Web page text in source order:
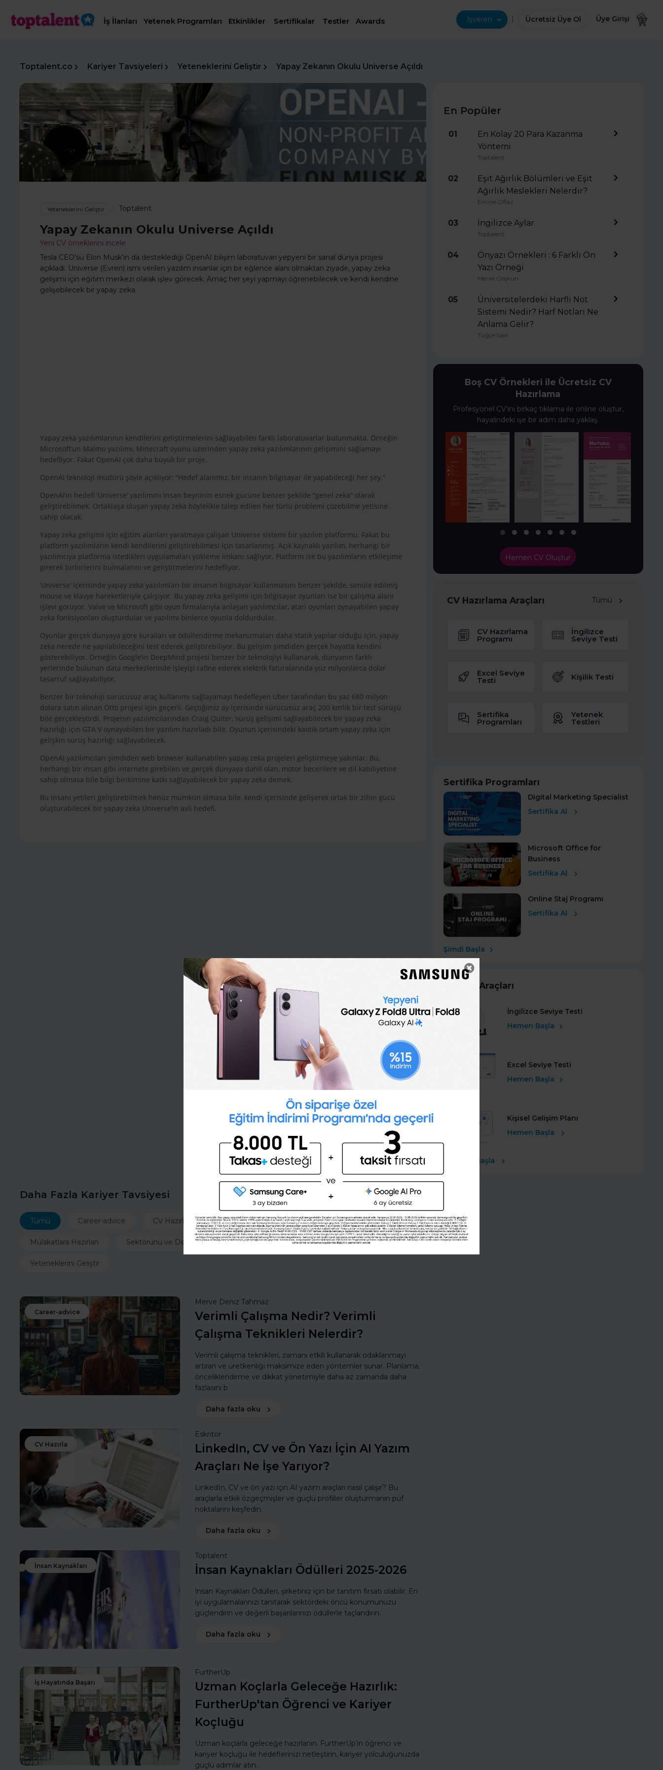
İş İlanları Yetenek Programları Etkinlikler Sertifikalar Testler Awards İşveren | Ücretsiz Üye Ol Üye Girişi
28 günlük kişisel gelişim planını
oluşturmak ister misin ?
Toptalent.co Kariyer Tavsiyeleri Yeteneklerini Geliştir Yapay Zekanın Okulu Universe Açıldı
Yeteneklerini Geliştir Toptalent
Yapay Zekanın Okulu Universe Açıldı
Yeni CV örneklerini incele
Tesla CEO’su Elon Musk’ın da desteklediği OpenAI bilişim laboratuvarı yepyeni bir sanal dünya projesi
açıkladı. Universe (Evren) ismi verilen yazılım insanlar için bir eğlence alanı olmaktan ziyade, yapay zeka
gelişimi için eğitim merkezi olarak işlev görecek. Amaç her şeyi yapmayı öğrenebilecek ve kendi kendine
gelişebilecek bir yapay zeka.
Yapay zeka yazılımlarının kendilerini geliştirmelerini sağlayabilen farklı laboratuvarlar bulunmakta. Örneğin
Microsoft’un Malmo yazılımı, Minecraft oyunu üzerinden yapay zeka yazılımlarının gelişimini sağlamayı
hedefliyor. Fakat OpenAI çok daha büyük bir proje.
OpenAI teknoloji müdürü şöyle açıklıyor: “Hedef alanımız, bir insanın bilgisayar ile yapabileceği her şey.”
OpenAI’ın hedefi ‘Universe’ yazılımını insan beyninin esnek gücüne benzer şekilde “genel zeka” olarak
geliştirebilmek. Ortaklaşa oluşan yapay zeka böylelikle talep edilen her türlü problemi çözebilme yetisine
sahip olacak.
Yapay zeka gelişimi için eğitim alanları yaratmaya çalışan Universe sistemi bir yazılım platformu. Fakat bu
platform yazılımların kendi kendilerini geliştirebilmesi için tasarlanmış. Açık kaynaklı yazılım, herhangi bir
yazılımcıya platforma istedikleri uygulamaları yükleme imkanı sağlıyor. Platform ise bu yazılımların etkileşime
girerek birbirlerini bulmalarını ve geliştirmelerini hedefliyor.
‘Universe’ içerisinde yapay zeka yazılımları bir insanın bilgisayar kullanmasını benzer şekilde, simüle edilmiş
mouse ve klavye hareketleriyle çalışıyor. Bu yapay zeka gelişimi için bilgisayar oyunları ise bir çalışma alanı
işlevi görüyor. Valve ve Microsoft gibi oyun firmalarıyla anlaşan yazılımcılar, atari oyunları oynayabilen yapay
zeka fonksiyonları oluşturdular ve yazılımı binlerce oyunla doldurdular.
Oyunlar gerçek dünyaya göre kuralları ve ödüllendirme mekanizmaları daha statik yapılar olduğu için, yapay
zeka nerede ne yapılabileceğini test ederek geliştirebiliyor. Bu gelişim şimdiden gerçek hayatta kendini
gösterebiliyor. Örneğin Google’ın DeepMind projesi benzer bir teknolojiyi kullanarak, dünyanın farklı
yerlerinde bulunan data merkezlerinde işleyişi rafine ederek elektrik faturalarında yüz milyonlarca dolar
tasarruf sağlayabiliyor.
Benzer bir teknoloji sürücüsüz araç kullanımı sağlayamayı hedefleyen Uber tarafından bu yaz 680 milyon
dolara satın alınan Otto projesi için geçerli. Geçtiğimiz ay içerisinde sürücüsüz araç 200 km’lik bir test sürüşü
bile gerçekleştirdi. Projenin yazılımcılarından Craig Quiter, sürüş gelişimi sağlayabilecek bir yapay zeka
hazırlığı için GTA V oynayabilen bir yazılım hazırladı bile. Oyunun içerisindeki kaotik ortam yapay zeka için
gelişkin sürüş hazırlığı sağlayabilecek.
OpenAI yazılımcıları şimdiden web browser kullanabilen yapay zeka projeleri geliştirmeye yakınlar. Bu,
herhangi bir insan gibi internete girebilen ve gerçek dünyaya dahil olan, motor becerilere ve dil kabiliyetine
sahip olmasa bile bilgi birikimine katkı sağlayabilecek bir yapay zeka demek.
Bu insani yetileri geliştirebilmek henüz mümkün olmasa bile, kendi içerisinde gelişerek ortak bir zihin gücü
oluşturabilecek bir yapay zeka Universe’in asli hedefi.
En Popüler
01
En Kolay 20 Para Kazanma
Yöntemi
Toptalent
02
Eşit Ağırlık Bölümleri ve Eşit
Ağırlık Meslekleri Nelerdir?
Emine Oflaz
03 İngilizce Aylar
Toptalent
04
Önyazı Örnekleri : 6 Farklı Ön
Yazı Örneği
Merve Coşkun
05
Üniversitelerdeki Harfli Not
Sistemi Nedir? Harf Notları Ne
Anlama Gelir?
Tuğçe Salır
Boş CV Örnekleri ile Ücretsiz CV
Hazırlama
Profesyonel CV’ini birkaç tıklama ile online oluştur,
hayalindeki işe bir adım daha yaklaş.
Hemen CV Oluştur
CV Hazırlama Araçları Tümü
CV Hazırlama
Programı
İngilizce
Seviye Testi
Excel Seviye
Testi Kişilik Testi
Sertifika
Programları
Yetenek
Testleri
Sertifika Programları
Digital Marketing Specialist
Sertifika Al
Microsoft Office for
Business
Sertifika Al
Online Staj Programı
Sertifika Al
Şimdi Başla
Kariyer Araçları
İngilizce Seviye Testi
Hemen Başla
Excel Seviye Testi
Hemen Başla
Kişisel Gelişim Planı
Hemen Başla
Ücretsiz Başla
Daha Fazla Kariyer Tavsiyesi
Tümü Career-advice CV Hazırla İnsan Kaynakları İş Hayatında Başarı
Mülakatlara Hazırlan Sektörünü ve Departmanını Seç Şirketleri Keşfet
Yeteneklerini Geliştir
Career-advice
Merve Deniz Tahmaz
Verimli Çalışma Nedir? Verimli
Çalışma Teknikleri Nelerdir?
Verimli çalışma teknikleri, zamanı etkili kullanarak odaklanmayı
artıran ve üretkenliği maksimize eden yöntemler sunar. Planlama,
önceliklendirme ve dikkat yönetimiyle daha az zamanda daha
fazlasını b
Daha fazla oku
CV Hazırla
Eskritor
LinkedIn, CV ve Ön Yazı İçin AI Yazım
Araçları Ne İşe Yarıyor?
LinkedIn, CV ve ön yazı için AI yazım araçları nasıl çalışır? Bu
araçlarla etkili özgeçmişler ve güçlü profiller oluşturmanın püf
noktalarını keşfedin.
Daha fazla oku
İnsan Kaynakları
Toptalent
İnsan Kaynakları Ödülleri 2025-2026
İnsan Kaynakları Ödülleri, şirketiniz için bir tanıtım fırsatı olabilir. En
iyi uygulamalarınızı tanıtarak sektördeki öncü konumunuzu
güçlendirin ve değerli başarılarınızı ödüllerle taçlandırın.
Daha fazla oku
İş Hayatında Başarı
FurtherUp
Uzman Koçlarla Geleceğe Hazırlık:
FurtherUp'tan Öğrenci ve Kariyer
Koçluğu
Uzman koçlarla geleceğe hazırlanın. FurtherUp’ın öğrenci ve
kariyer koçluğu ile hedeflerinizi netleştirin, kariyer yolculuğunuzda
güçlü adımlar atın.